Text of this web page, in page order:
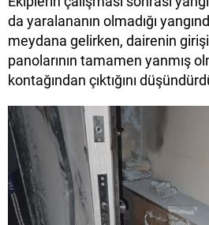
da yaralananın olmadığı
meydana gelirken, dairenin
panolarının tamamen yanmış
kontağından çıktığını